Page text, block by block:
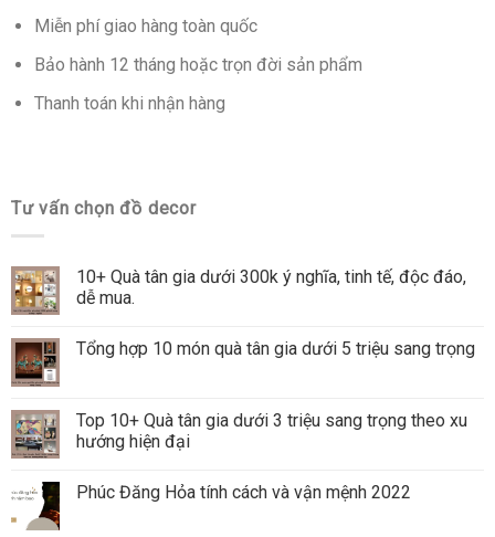
Miễn phí giao hàng toàn quốc
Bảo hành 12 tháng hoặc trọn đời sản phẩm
Thanh toán khi nhận hàng
Tư vấn chọn đồ decor
10+ Quà tân gia dưới 300k ý nghĩa, tinh tế, độc đáo,
dễ mua.
Tổng hợp 10 món quà tân gia dưới 5 triệu sang trọng
Top 10+ Quà tân gia dưới 3 triệu sang trọng theo xu
hướng hiện đại
Phúc Đăng Hỏa tính cách và vận mệnh 2022